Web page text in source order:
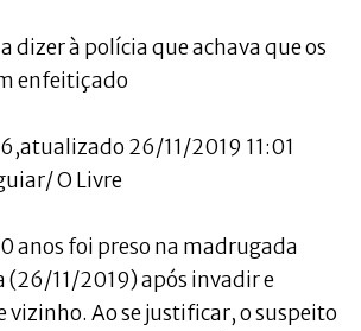
dizer à polícia que achava que os
enfeitiçado
26/11/2019 11:01
O Livre
anos foi preso na madrugada
11/2019) após invadir e
vizinho. Ao se justificar, o suspeito